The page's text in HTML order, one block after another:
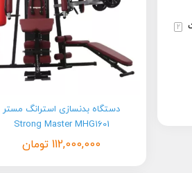
2
دستگاه بدنسازی استرانگ مستر
Strong Master MHG1601
112,000,000 تومان